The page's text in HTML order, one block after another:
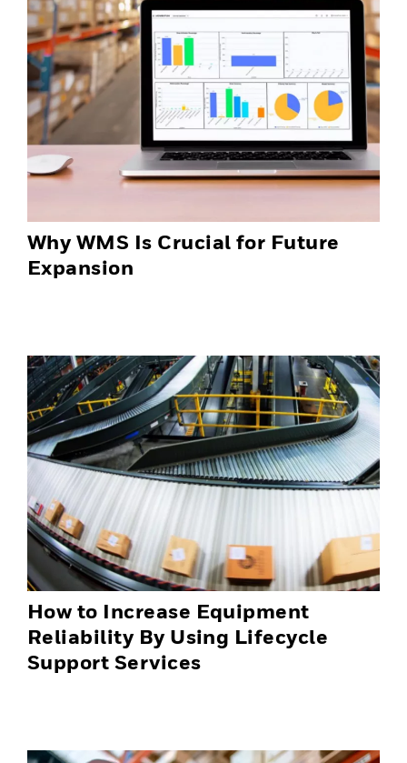
Why WMS Is Crucial for Future
Expansion
How to Increase Equipment
Reliability By Using Lifecycle
Support Services